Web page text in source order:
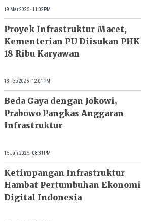
19 Mar 2025 - 11:02PM
Proyek Infrastruktur Macet,
Kementerian PU Diisukan PHK
18 Ribu Karyawan
13 Feb 2025 - 12:01PM
Beda Gaya dengan Jokowi,
Prabowo Pangkas Anggaran
Infrastruktur
15 Jan 2025 - 08:31PM
Ketimpangan Infrastruktur
Hambat Pertumbuhan Ekonomi
Digital Indonesia